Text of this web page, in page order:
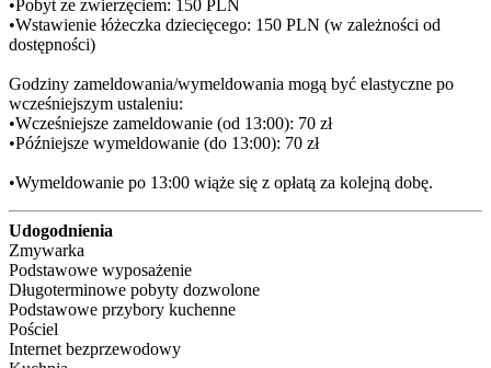
•Pobyt ze zwierzęciem: 150 PLN
•Wstawienie łóżeczka dziecięcego: 150 PLN (w zależności od
dostępności)
Godziny zameldowania/wymeldowania mogą być elastyczne po
wcześniejszym ustaleniu:
•Wcześniejsze zameldowanie (od 13:00): 70 zł
•Późniejsze wymeldowanie (do 13:00): 70 zł
•Wymeldowanie po 13:00 wiąże się z opłatą za kolejną dobę.
Udogodnienia
Zmywarka
Podstawowe wyposażenie
Długoterminowe pobyty dozwolone
Podstawowe przybory kuchenne
Pościel
Internet bezprzewodowy